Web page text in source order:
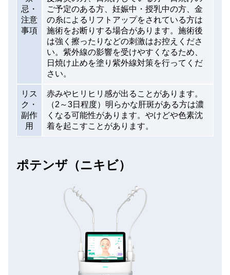
忌・
注意
事項
ご予定のある方、妊娠中・授乳中の方、金
の糸によるリフトアップをされている方は
施術をお断りする場合があります。施術後
は強く擦ったりなどの刺激はお控えくださ
い。紫外線の影響を受けやすくなるため、
日焼け止めを塗り紫外線対策を行ってくだ
さい。
リス
ク・
副作
用
赤みやヒリヒリ感が出ることがあります。
（2～3日程度）明らかな肝斑がある方は濃
くなる可能性があります。やけどや色素沈
着を起こすことがあります。
ポテンザ（ニキビ）